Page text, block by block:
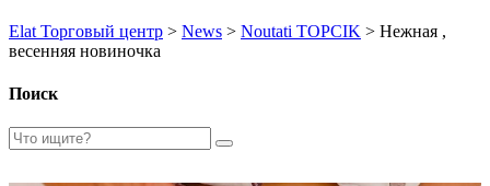
Elat Торговый центр > News > Noutati TOPCIK > Нежная ,
весенняя новиночка
Поиск